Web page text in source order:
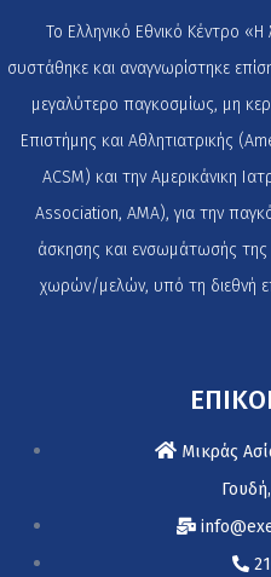
Το Ελληνικό Εθνικό Κέντρο
συστάθηκε και αναγνωρίστηκε
μεγαλύτερο παγκοσμίως, μη
Επιστήμης και Αθλητιατρικής
ACSM) και την Αμερικάνικη
Association, AMA), για την
άσκησης και ενσωμάτωσής
χωρών/μελών, υπό τη διεθνή
Μικράς